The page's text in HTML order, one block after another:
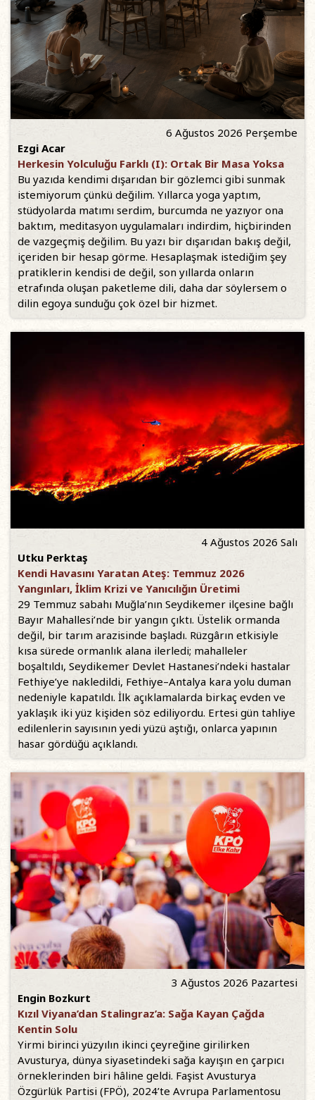
6 Ağustos 2026 Perşembe
Ezgi Acar
Herkesin Yolculuğu Farklı (I): Ortak Bir Masa Yoksa
Bu yazıda kendimi dışarıdan bir gözlemci gibi sunmak
istemiyorum çünkü değilim. Yıllarca yoga yaptım,
stüdyolarda matımı serdim, burcumda ne yazıyor ona
baktım, meditasyon uygulamaları indirdim, hiçbirinden
de vazgeçmiş değilim. Bu yazı bir dışarıdan bakış değil,
içeriden bir hesap görme. Hesaplaşmak istediğim şey
pratiklerin kendisi de değil, son yıllarda onların
etrafında oluşan paketleme dili, daha dar söylersem o
dilin egoya sunduğu çok özel bir hizmet.
4 Ağustos 2026 Salı
Utku Perktaş
Kendi Havasını Yaratan Ateş: Temmuz 2026
Yangınları, İklim Krizi ve Yanıcılığın Üretimi
29 Temmuz sabahı Muğla’nın Seydikemer ilçesine bağlı
Bayır Mahallesi’nde bir yangın çıktı. Üstelik ormanda
değil, bir tarım arazisinde başladı. Rüzgârın etkisiyle
kısa sürede ormanlık alana ilerledi; mahalleler
boşaltıldı, Seydikemer Devlet Hastanesi’ndeki hastalar
Fethiye’ye nakledildi, Fethiye–Antalya kara yolu duman
nedeniyle kapatıldı. İlk açıklamalarda birkaç evden ve
yaklaşık iki yüz kişiden söz ediliyordu. Ertesi gün tahliye
edilenlerin sayısının yedi yüzü aştığı, onlarca yapının
hasar gördüğü açıklandı.
3 Ağustos 2026 Pazartesi
Engin Bozkurt
Kızıl Viyana’dan Stalingraz’a: Sağa Kayan Çağda
Kentin Solu
Yirmi birinci yüzyılın ikinci çeyreğine girilirken
Avusturya, dünya siyasetindeki sağa kayışın en çarpıcı
örneklerinden biri hâline geldi. Faşist Avusturya
Özgürlük Partisi (FPÖ), 2024’te Avrupa Parlamentosu